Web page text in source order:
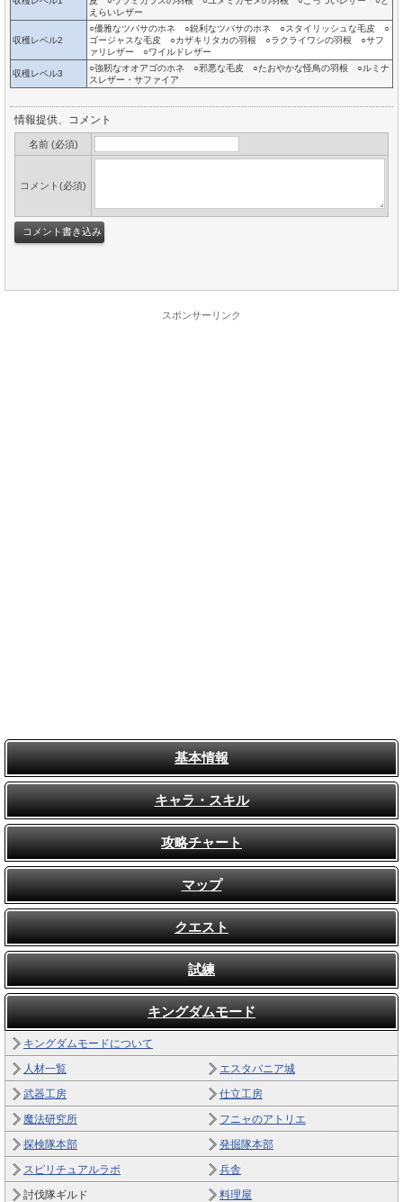
えらいレザー
収穫レベル2
○優雅なツバサのホネ ○鋭利なツバサのホネ ○スタイリッシュな毛皮 ○
ゴージャスな毛皮 ○カザキリタカの羽根 ○ラクライワシの羽根 ○サフ
ァリレザー ○ワイルドレザー
収穫レベル3
○強靭なオオアゴのホネ ○邪悪な毛皮 ○たおやかな怪鳥の羽根 ○ルミナ
スレザー・サファイア
情報提供、コメント
名前 (必須)
コメント(必須)
スポンサーリンク
基本情報
キャラ・スキル
攻略チャート
マップ
クエスト
試練
キングダムモード
キングダムモードについて
人材一覧
エスタバニア城
武器工房
仕立工房
魔法研究所
フニャのアトリエ
探検隊本部
発掘隊本部
スピリチュアルラボ
兵舎
討伐隊ギルド
料理屋